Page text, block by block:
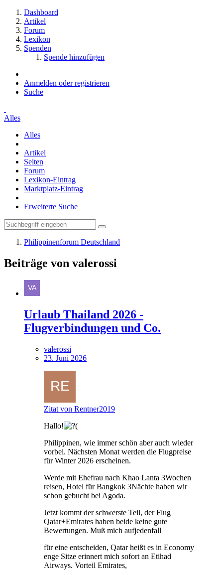
Dashboard
Artikel
Forum
Lexikon
Spenden
Spende hinzufügen
Anmelden oder registrieren
Suche
Alles
Alles
Artikel
Seiten
Forum
Lexikon-Eintrag
Marktplatz-Eintrag
Erweiterte Suche
Philippinenforum Deutschland
Beiträge von valerossi
Urlaub Thailand 2026 -
Flugverbindungen und Co.
valerossi
23. Juni 2026
Zitat von Rentner2019
Hallo!
Philippinen, wie immer schön aber auch wieder
vorbei. Nächsten Monat werden die Flugpreise
für Winter 2026 erscheinen.
Werde mit Ehefrau nach Khao Lanta 3Wochen
reisen, Hotel für Bangkok 3Nächte haben wir
schon gebucht bei Agoda.
Jetzt kommt der schwerste Teil, der Flug
Qatar+Emirates haben beide keine gute
Bewertungen. Muß mich aufjedenfall
für eine entscheiden, Qatar heißt es in Economy
enge Sitze erinnert mich sofort an Etihad
Airways. Vorteil Emirates,